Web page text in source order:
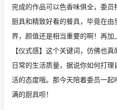
完成的作品可以色香味俱全，委
厨具和精致好看的餐具，毕竟在
界，颜值还是相当重要的啊！再
【仪式感】这个关键词，仿佛也
日常的生活质量，据说你如何打
活的态度哦。那今天陪着委员一
满的厨具呗！